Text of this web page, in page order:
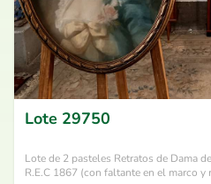
Lote 29750
Lote de 2 pasteles Retratos de Dama
R.E.C 1867 (con faltante en el marco y